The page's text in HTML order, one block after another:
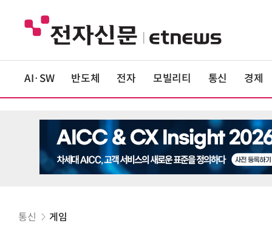
AI·SW 반도체 전자 모빌리티 통신 경제
통신 게임